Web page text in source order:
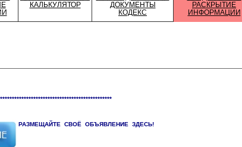
КАЛЬКУЛЯТОР
ДОКУМЕНТЫ
КОДЕКС
РАСКРЫТИЕ
ИНФОРМАЦИИ
РАЗМЕЩАЙТЕ СВОЁ ОБЪЯВЛЕНИЕ ЗДЕСЬ!